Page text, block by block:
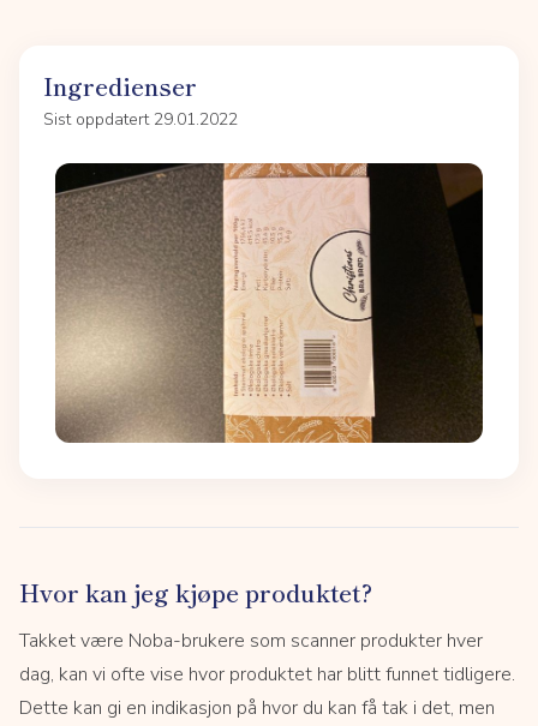
Ingredienser
Sist oppdatert 29.01.2022
Hvor kan jeg kjøpe produktet?
Takket være Noba-brukere som scanner produkter hver
dag, kan vi ofte vise hvor produktet har blitt funnet tidligere.
Dette kan gi en indikasjon på hvor du kan få tak i det, men